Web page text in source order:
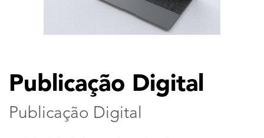
Publicação Digital
Publicação Digital